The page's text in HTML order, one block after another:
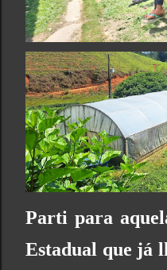
Parti para
Estadual que já